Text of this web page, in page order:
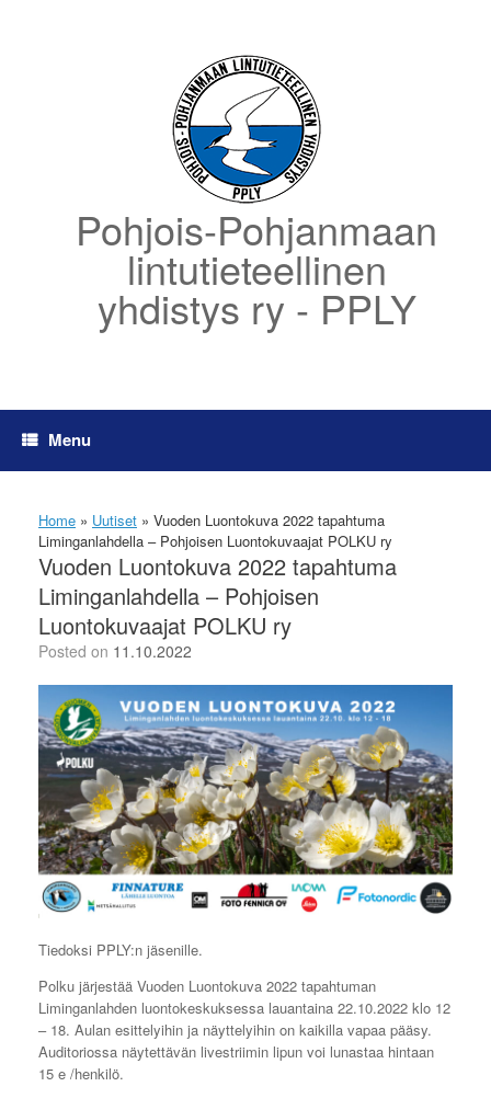
Pohjois-Pohjanmaan
lintutieteellinen
yhdistys ry - PPLY
Menu
Home » Uutiset » Vuoden Luontokuva 2022 tapahtuma
Liminganlahdella – Pohjoisen Luontokuvaajat POLKU ry
Vuoden Luontokuva 2022 tapahtuma
Liminganlahdella – Pohjoisen
Luontokuvaajat POLKU ry
Posted on 11.10.2022
Tiedoksi PPLY:n jäsenille.
Polku järjestää Vuoden Luontokuva 2022 tapahtuman
Liminganlahden luontokeskuksessa lauantaina 22.10.2022 klo 12
– 18. Aulan esittelyihin ja näyttelyihin on kaikilla vapaa pääsy.
Auditoriossa näytettävän livestriimin lipun voi lunastaa hintaan
15 e /henkilö.